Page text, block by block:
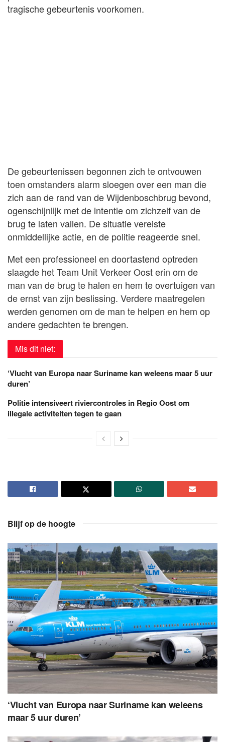
tragische gebeurtenis voorkomen.
De gebeurtenissen begonnen zich te ontvouwen
toen omstanders alarm sloegen over een man die
zich aan de rand van de Wijdenboschbrug bevond,
ogenschijnlijk met de intentie om zichzelf van de
brug te laten vallen. De situatie vereiste
onmiddellijke actie, en de politie reageerde snel.
Met een professioneel en doortastend optreden
slaagde het Team Unit Verkeer Oost erin om de
man van de brug te halen en hem te overtuigen van
de ernst van zijn beslissing. Verdere maatregelen
werden genomen om de man te helpen en hem op
andere gedachten te brengen.
Mis dit niet:
‘Vlucht van Europa naar Suriname kan weleens maar 5 uur
duren’
Politie intensiveert riviercontroles in Regio Oost om
illegale activiteiten tegen te gaan
Blijf op de hoogte
‘Vlucht van Europa naar Suriname kan weleens
maar 5 uur duren’